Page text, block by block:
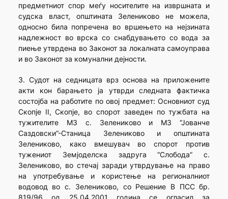
предметниот спор меѓу носителите на извршната и
судска власт, општината Зелениково не можела,
односно била попречена во вршењето на нејзината
надлежност во врска со снабдувањето со вода за
пиење утврдена во Законот за локалната самоуправа
и во Законот за комунални дејности.
3. Судот на седницата врз основа на приложените
акти кон барањето ја утврди следната фактичка
состојба на работите по овој предмет: Основниот суд
Скопје II, Скопје, во спорот заведен по тужбата на
тужителите МЗ с. Зелениково и МЗ “Јованче
Саздовски”-Станица Зелениково и општината
Зелениково, како вмешувач во спорот против
тужениот Земјоделска задруга “Слобода” с.
Зелениково, во стечај заради утврдување на право
на употребување и користење на регионалниот
водовод во с. Зелениково, со Решение В ПСС бр.